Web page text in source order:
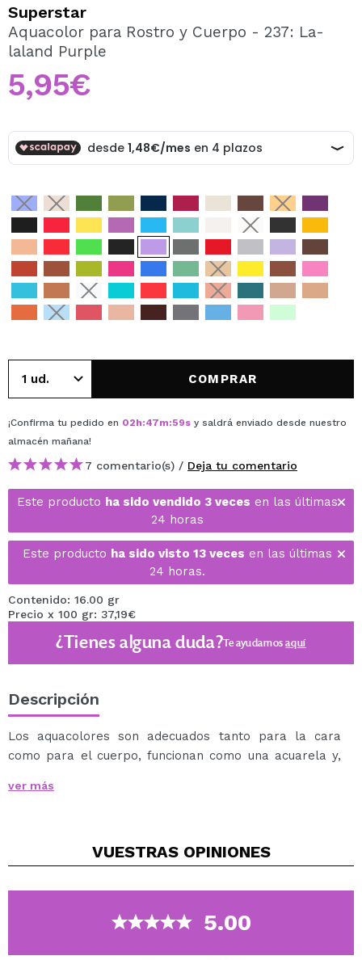
Al crear una cuenta en Maquillalia.com podrás realizar
tus compras rápidamente, revisar el estado de tus
Superstar
Aquacolor para Rostro y Cuerpo - 237: La-
laland Purple
5,95€
COMPRAR
¡Confirma tu pedido en 02h:47m:59s y saldrá enviado desde nuestro
almacén mañana!
7 comentario(s) / Deja tu comentario
Este producto ha sido vendido 3 veces en las últimas
24 horas
Este producto ha sido visto 13 veces en las últimas
24 horas.
Contenido: 16.00 gr
Precio x 100 gr: 37,19€
¿Tienes alguna duda?Te ayudamosaquí
Descripción
Los aquacolores son adecuados tanto para la cara
como para el cuerpo, funcionan como una acuarela y,
profesionales como por principiantes.
Disponible en una amplia variedad de tonos.
ver más
VUESTRAS OPINIONES
5.00